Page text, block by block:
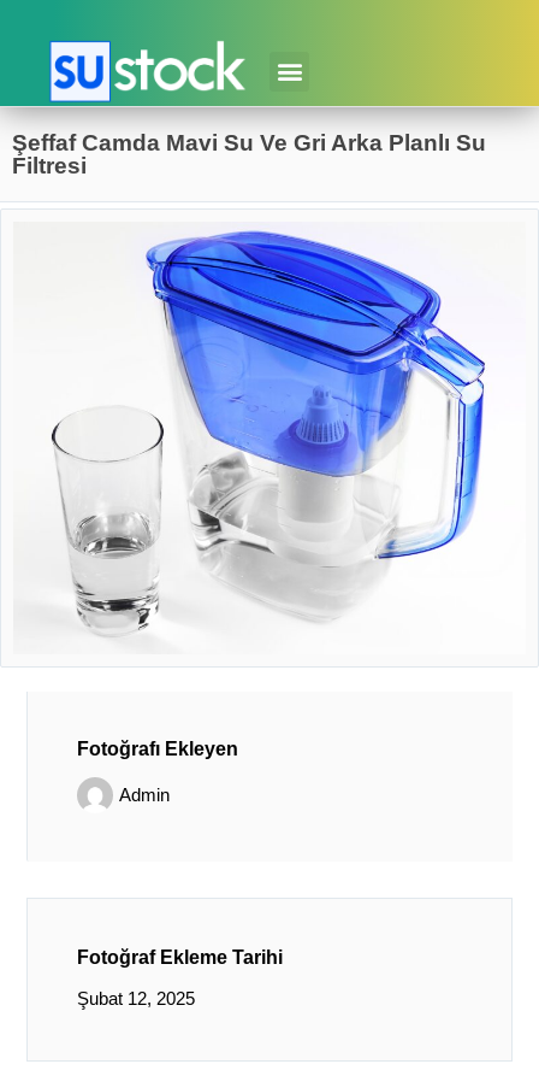
Şeffaf Camda Mavi Su Ve Gri Arka Planlı Su
Filtresi
Fotoğrafı Ekleyen
Admin
Fotoğraf Ekleme Tarihi
Şubat 12, 2025